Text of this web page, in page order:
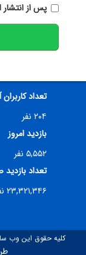
پس از
تعداد کاربران
۲۰۴ نفر
بازدید امروز
۵,۵۵۲ نفر
تعداد
۲۳,۳۲۱,۳۴۶ نفر
کلیه حقوق این وب